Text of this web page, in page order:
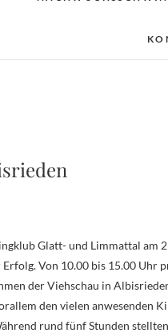
Von 10.00 bis 15.00 Uhr
der Viehschau in
den vielen anwesenden
rund fünf Stunden